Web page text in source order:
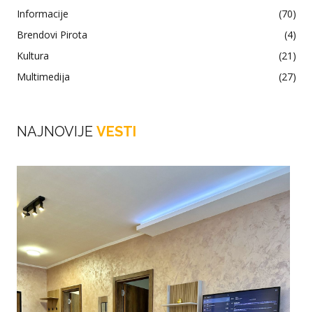
Informacije
(70)
Brendovi Pirota
(4)
Kultura
(21)
Multimedija
(27)
NAJNOVIJE VESTI